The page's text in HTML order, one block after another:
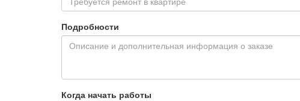
Подробности
Когда начать работы